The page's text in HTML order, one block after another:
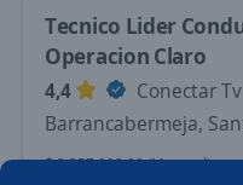
Tecnico Lider
Operacion Claro
4,4
Conectar Tv
Barrancabermeja,
$ 2.257.998,00 (Mensual)